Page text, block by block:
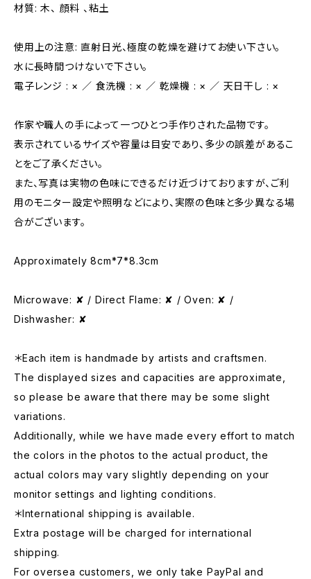
材質: 木、 顔料 、粘土
使用上の注意: 直射日光、極度の乾燥を避けてお使い下さい。
水に長時間つけないで下さい。
電子レンジ : × ／ 食洗機 : × ／ 乾燥機 : × ／ 天日干し : ×
作家や職人の手によって一つひとつ手作りされた品物です。
表示されているサイズや容量は目安であり、多少の誤差があるこ
とをご了承ください。
また、写真は実物の色味にできるだけ近づけておりますが、ご利
用のモニター設定や照明などにより、実際の色味と多少異なる場
合がございます。
Approximately 8cm*7*8.3cm
Microwave: ✘ / Direct Flame: ✘ / Oven: ✘ /
Dishwasher: ✘
＊Each item is handmade by artists and craftsmen.
The displayed sizes and capacities are approximate,
so please be aware that there may be some slight
variations.
Additionally, while we have made every effort to match
the colors in the photos to the actual product, the
actual colors may vary slightly depending on your
monitor settings and lighting conditions.
＊International shipping is available.
Extra postage will be charged for international
shipping.
For oversea customers, we only take PayPal and